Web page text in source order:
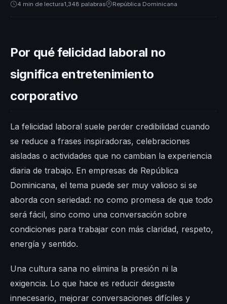
4 min de lectura1,348 palabras República Dominicana
Por qué felicidad laboral no
significa entretenimiento
corporativo
La felicidad laboral suele perder credibilidad cuando
se reduce a frases inspiradoras, celebraciones
aisladas o actividades que no cambian la experiencia
diaria de trabajo. En empresas de República
Dominicana, el tema puede ser muy valioso si se
aborda con seriedad: no como promesa de que todo
será fácil, sino como una conversación sobre
condiciones para trabajar con más claridad, respeto,
energía y sentido.
Una cultura sana no elimina la presión ni la
exigencia. Lo que hace es reducir desgaste
innecesario, mejorar conversaciones difíciles y